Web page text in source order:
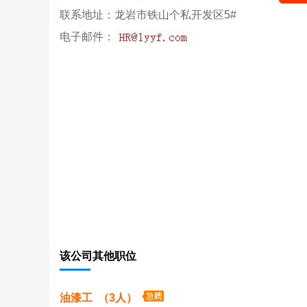
联系地址：龙岩市铁山个私开发区5#
电子邮件：
该公司其他职位
油漆工 （3人）